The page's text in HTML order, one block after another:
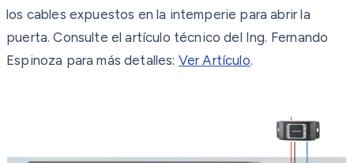
los cables expuestos en la intemperie para abrir la
puerta. Consulte el artículo técnico del Ing. Fernando
Espinoza para más detalles: Ver Artículo.